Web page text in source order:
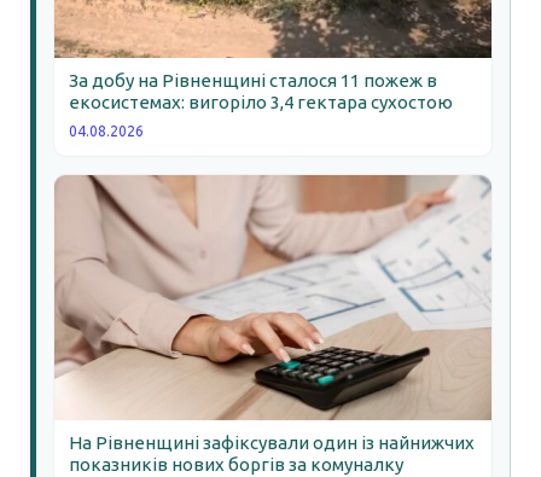
За добу на Рівненщині сталося 11 пожеж в
екосистемах: вигоріло 3,4 гектара сухостою
04.08.2026
На Рівненщині зафіксували один із найнижчих
показників нових боргів за комуналку